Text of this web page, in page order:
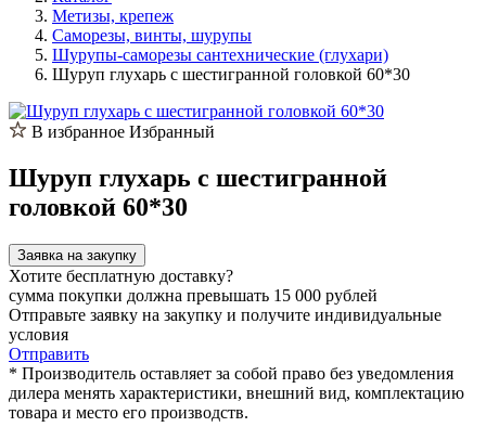
Метизы, крепеж
Саморезы, винты, шурупы
Шурупы-саморезы сантехнические (глухари)
Шуруп глухарь с шестигранной головкой 60*30
В избранное Избранный
Шуруп глухарь с шестигранной
головкой 60*30
Заявка на закупку
Хотите бесплатную доставку?
сумма покупки должна превышать 15 000 рублей
Отправьте заявку на закупку и получите индивидуальные
условия
Отправить
* Производитель оставляет за собой право без уведомления
дилера менять характеристики, внешний вид, комплектацию
товара и место его производств.